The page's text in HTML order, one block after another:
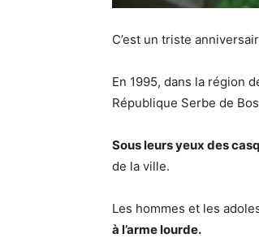
C’est un triste
En 1995, dans la région
République Serbe de
Sous leurs yeux des
de la ville.
Les hommes et les
à l’arme lourde.